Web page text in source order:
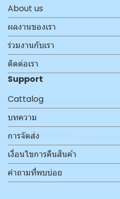
About us
ผลงานของเรา
ร่วมงานกับเรา
ติดต่อเรา
Support
Cattalog
บทความ
การจัดส่ง
เงื่อนไขการคืนสินค้า
คำถามที่พบบ่อย